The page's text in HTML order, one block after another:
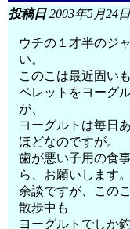
投稿日2003年5月24
ウチの１才半のジ
い。
このこは最近固い
ペレットをヨーグ
が、
ヨーグルトは毎日
ほどなのですが。
歯が悪い子用の食
ら、お願いします。
余談ですが、この
散歩中も
ヨーグルトでしか